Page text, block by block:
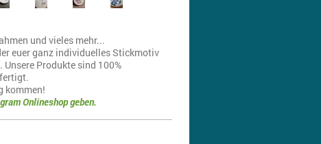
und vieles mehr...
euer ganz individuelles Stickmotiv
Produkte sind 100%
kommen!
Onlineshop geben.